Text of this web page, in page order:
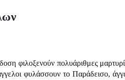
φιλοξενούν πολυάριθμες
φυλάσσουν το Παράδεισο,